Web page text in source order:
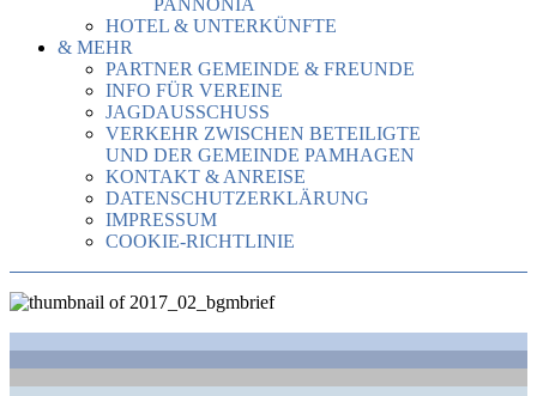
PANNONIA
HOTEL & UNTERKÜNFTE
& MEHR
PARTNER GEMEINDE & FREUNDE
INFO FÜR VEREINE
JAGDAUSSCHUSS
VERKEHR ZWISCHEN BETEILIGTE
UND DER GEMEINDE PAMHAGEN
KONTAKT & ANREISE
DATENSCHUTZERKLÄRUNG
IMPRESSUM
COOKIE-RICHTLINIE